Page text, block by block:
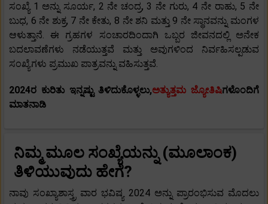
ಸಂಖ್ಯೆ 1 ಅನ್ನು ಸೂರ್ಯ, 2 ನೇ ಚಂದ್ರ, 3 ನೇ ಗುರು, 4 ನೇ ರಾಹು, 5 ನೇ
ಬುಧ, 6 ನೇ ಶುಕ್ರ, 7 ನೇ ಕೇತು, 8 ನೇ ಶನಿ ಮತ್ತು 9 ನೇ ಸ್ಥಾನವನ್ನು ಮಂಗಳ
ಆಳುತ್ತಾನೆ. ಈ ಗ್ರಹಗಳ ಸಂಚಾರದಿಂದಾಗಿ ಒಬ್ಬರ ಜೀವನದಲ್ಲಿ ಅನೇಕ
ಬದಲಾವಣೆಗಳು ನಡೆಯುತ್ತವೆ ಮತ್ತು ಅವುಗಳಿಂದ ನಿರ್ವಹಿಸಲ್ಪಡುವ
ಸಂಖ್ಯೆಗಳು ಪ್ರಮುಖ ಪಾತ್ರವನ್ನು ವಹಿಸುತ್ತವೆ.
2024ರ ಕುರಿತು ಇನ್ನಷ್ಟು ತಿಳಿದುಕೊಳ್ಳಲು,ಅತ್ಯುತ್ತಮ ಜ್ಯೋತಿಷಿಗಳೊಂದಿಗೆ
ಮಾತನಾಡಿ
ನಿಮ್ಮ ಮೂಲ ಸಂಖ್ಯೆಯನ್ನು (ಮೂಲಾಂಕ)
ತಿಳಿಯುವುದು ಹೇಗೆ?
ನಾವು ಸಂಖ್ಯಾಶಾಸ್ತ್ರ ವಾರ ಭವಿಷ್ಯ 2024 ಅನ್ನು ಪ್ರಾರಂಭಿಸುವ ಮೊದಲು